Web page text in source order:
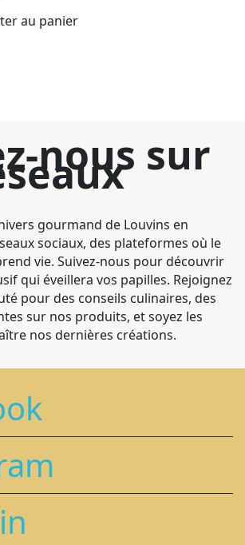
au panier
nous sur
gourmand de Louvins en
sociaux, des plateformes où le
vie. Suivez-nous pour découvrir
qui éveillera vos papilles. Rejoignez
pour des conseils culinaires, des
sur nos produits, et soyez les
nos dernières créations.